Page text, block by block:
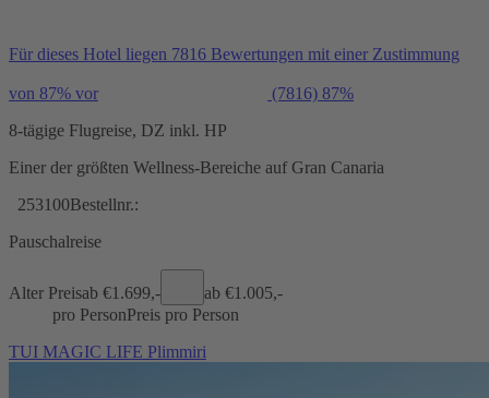
Für dieses Hotel liegen 7816 Bewertungen mit einer Zustimmung
von 87% vor (7816) 87%
8-tägige Flugreise, DZ inkl. HP
Einer der größten Wellness-Bereiche auf Gran Canaria
253100Bestellnr.:
Pauschalreise
Alter Preisab €1.699,- ab €1.005,-
pro PersonPreis pro Person
TUI MAGIC LIFE Plimmiri